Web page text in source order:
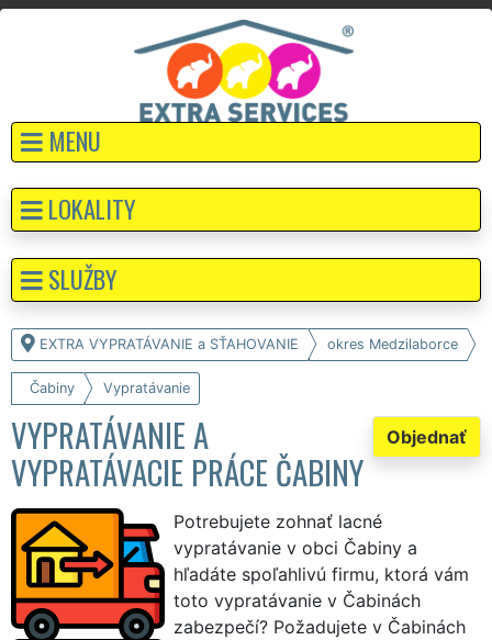
MENU
EXTRA VYPRATÁVANIE a SŤAHOVANIE okres Medzilaborce
Čabiny Vypratávanie
Objednať
VYPRATÁVANIE A
VYPRATÁVACIE PRÁCE ČABINY
Potrebujete zohnať lacné
vypratávanie v obci Čabiny a
hľadáte spoľahlivú firmu, ktorá vám
toto vypratávanie v Čabinách
zabezpečí? Požadujete v Čabinách
LOKALITY
SLUŽBY